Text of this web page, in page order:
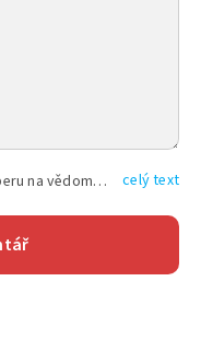
Vyplněním shora uvedených údajů beru na vědomí, že společnost TEXT FACTORY s.r.o., sídlem Brno, Durďákova 336/29, Černá Pole, PSČ: 613 00, IČ: 06157831, zapsané u Krajského soudu v Brně, oddíl C, vložka 100399, bude zpracovávat mé osobní údaje uvedené v rámci mnou vyplněného registračního formuláře na základě oprávněných zájmů TEXT FACTORY s.r.o. dle čl. 6 odst. 1 písm. f) GDPR a pro splnění právních povinností (čl. 6 odst. 1 písm. c) GDPR), a to pro tyto účely: nezbytnost zajistit oprávnění návštěvníka webových stránek provozovaných společností TEXT FACTORY s.r.o. přispívat aktivně ke zveřejněným článkům nebo v rámci diskusních fór a výkon práv TEXT FACTORY s.r.o. jako administrátora těchto diskusních fór. Více informací o zpracování osobních údajů a právech lze nalézt v celý text